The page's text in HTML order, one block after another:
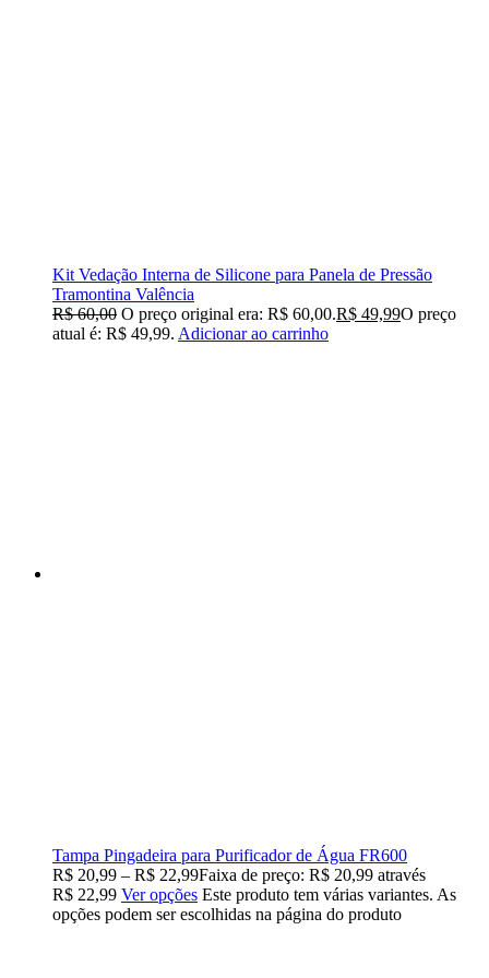
Kit Vedação Interna de Silicone para Panela de Pressão
Tramontina Valência
R$60,00 O preço original era: R$ 60,00.R$ 49,99O preço
atual é: R$ 49,99. Adicionar ao carrinho
Tampa Pingadeira para Purificador de Água FR600
R$ 20,99 – R$ 22,99Faixa de preço: R$ 20,99 através
R$ 22,99 Ver opções Este produto tem várias variantes. As
opções podem ser escolhidas na página do produto